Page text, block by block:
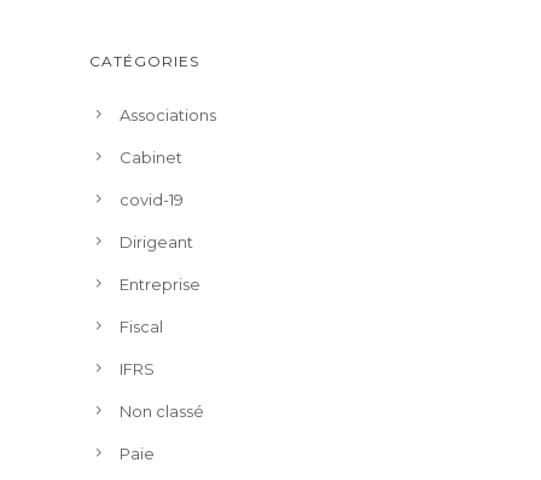
CATÉGORIES
Associations
Cabinet
covid-19
Dirigeant
Entreprise
Fiscal
IFRS
Non classé
Paie